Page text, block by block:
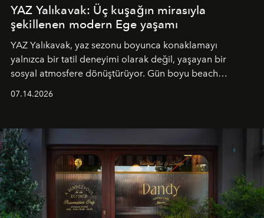
YAZ Yalıkavak: Üç kuşağın mirasıyla
şekillenen modern Ege yaşamı
YAZ Yalıkavak, yaz sezonu boyunca konaklamayı
yalnızca bir tatil deneyimi olarak değil, yaşayan bir
sosyal atmosfere dönüştürüyor. Gün boyu beach
tematik gastronomi geceleri misafirlerle buluşuyor.
Paylaşıma, lezzete ve müziğe odaklanan bu özel
akşamlar, YAZ’ın sade lüks anlayışını gün batımından
geceye taşıyarak her hafta farklı bir deneyim sunuyor.
07.14.2026